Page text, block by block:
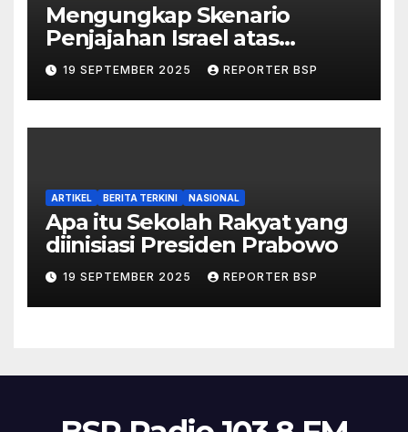
Mengungkap Skenario
Penjajahan Israel atas
Palestina dalam Buku Ilan
Pappé
19 SEPTEMBER 2025 REPORTER BSP
ARTIKEL BERITA TERKINI NASIONAL
Apa itu Sekolah Rakyat yang
diinisiasi Presiden Prabowo
19 SEPTEMBER 2025 REPORTER BSP